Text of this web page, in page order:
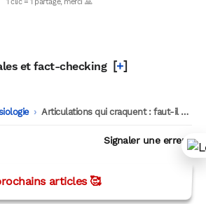
et fact-checking [+]
-
Articulations qui craquent : faut-il vraiment s’inquiéter de ces bruits ?
Signaler une erreur
articles 🥰